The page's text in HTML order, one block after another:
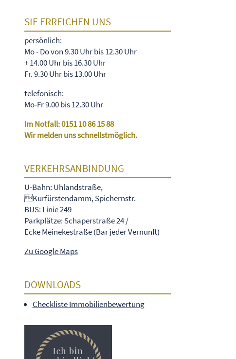
SIE ERREICHEN UNS
persönlich:
Mo - Do von 9.30 Uhr bis 12.30 Uhr
+ 14.00 Uhr bis 16.30 Uhr
Fr. 9.30 Uhr bis 13.00 Uhr
telefonisch:
Mo-Fr 9.00 bis 12.30 Uhr
Im Notfall:0151 10 86 15 88
Wir melden uns schnellstmöglich.
VERKEHRSANBINDUNG
U-Bahn: Uhlandstraße,
Kurfürstendamm, Spichernstr.
BUS: Linie 249
Parkplätze: Schaperstraße 24 /
Ecke Meinekestraße (Bar jeder Vernunft)
Zu Google Maps
DOWNLOADS
Checkliste Immobilienbewertung